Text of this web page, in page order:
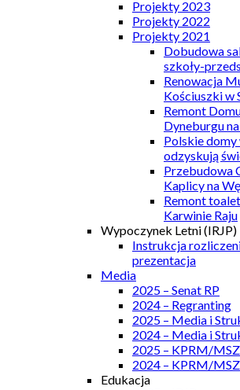
Projekty 2023
Projekty 2022
Projekty 2021
Dobudowa
szkoły-
Renowacja
Kościuszki w
Remont
Dyneburgu
Polskie domy
odzyskują
Przebudowa
Kaplicy na
Remont
Karwinie Raju
Wypoczynek Letni (IRJP)
Instrukcja
prezentacja
Media
2025 – Senat RP
2024 – Regranting
2025 – Media i
2024 – Media i
2025 – KPRM/MSZ
2024 – KPRM/MSZ
Edukacja